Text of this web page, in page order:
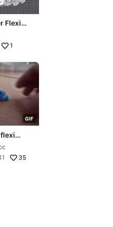
Flexi
1
GIF
in place
35